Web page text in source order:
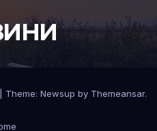
Theme: Newsup by Themeansar.